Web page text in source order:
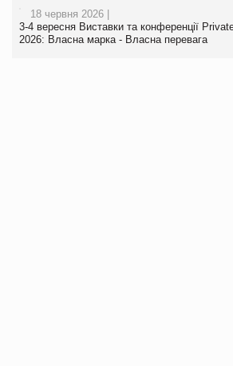
18 червня 2026 |
3-4 вересня Виставки та конференції
2026: Власна марка - Власна перевага